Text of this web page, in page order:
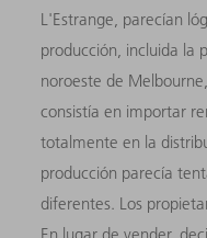
L'Estrange, parecían
producción, incluida la
noroeste de
consistía en importar
totalmente en la
producción parecía
diferentes. Los